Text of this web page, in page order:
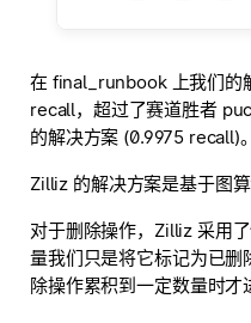
在 final_runbook 上我们的
recall，超过了赛道胜者
的解决方案 (0.9975 recall)。
Zilliz 的解决方案是基于图算
对于删除操作，Zilliz 采用
量我们只是将它标记为已删
除操作累积到一定数量时才